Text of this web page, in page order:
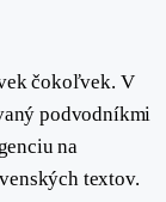
čokoľvek. V
podvodníkmi
na
textov.